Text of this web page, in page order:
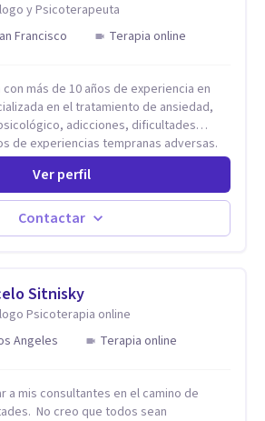
y Psicoterapeuta
Francisco
Terapia online
más de 10 años de experiencia en
en el tratamiento de ansiedad,
adicciones, dificultades
de experiencias tempranas adversas.
seguro, confidencial y
donde el dolor emocional puede
regulación emocional y
somática y de trauma, psicología
Mi abordaje también incorpora
ecopsicología y el trabajo
entendiendo que cada
único y requiere una mirada
Ver perfil
Contactar
Sitnisky
Psicoterapia online
Angeles
Terapia online
a mis consultantes en el camino de
sean